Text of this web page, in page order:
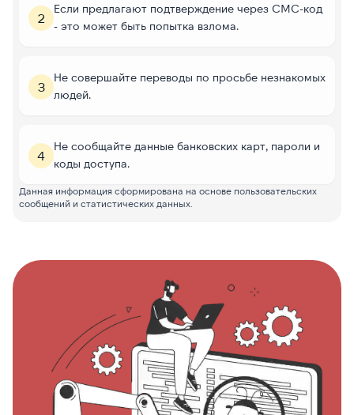
2
Если предлагают подтверждение через СМС-код
- это может быть попытка взлома.
3
Не совершайте переводы по просьбе незнакомых
людей.
4
Не сообщайте данные банковских карт, пароли и
коды доступа.
Данная информация сформирована на основе пользовательских
сообщений и статистических данных.